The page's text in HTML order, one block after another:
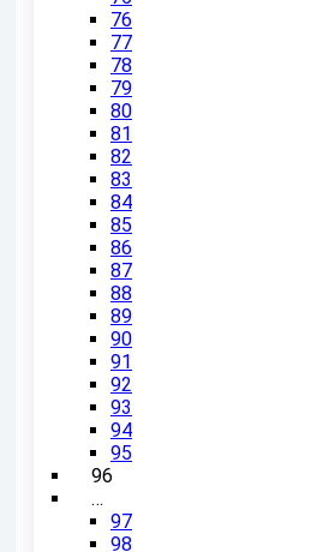
76
77
78
79
80
81
82
83
84
85
86
87
88
89
90
91
92
93
94
95
96
…
97
98